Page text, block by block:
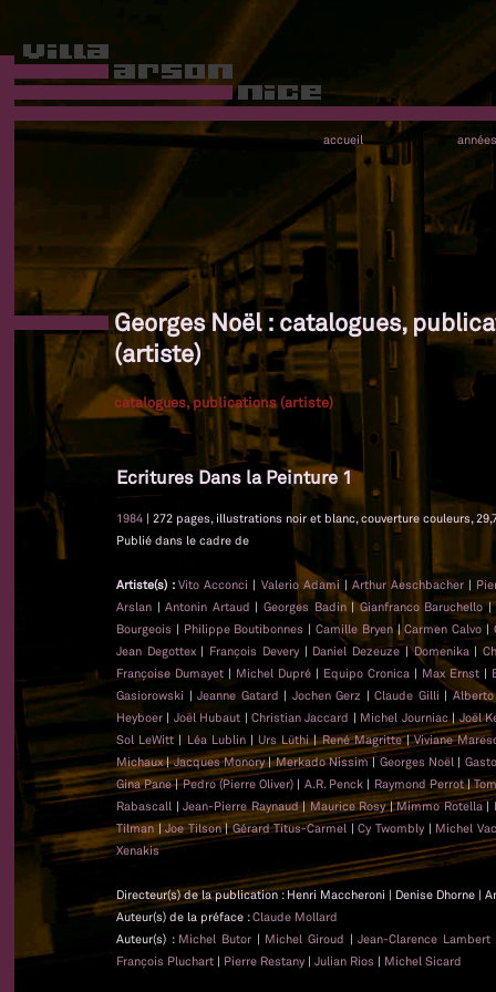
accueil années
Georges Noël : catalogues,
(artiste)
catalogues, publications (artiste)
Ecritures Dans la Peinture 1
1984 | 272 pages, illustrations noir et blanc, couverture couleurs,
Publié dans le cadre de
Artiste(s) :Vito Acconci | Valerio Adami| Arthur Aeschbacher|
Arslan |Antonin Artaud | Georges Badin|Gianfranco Baruchello|
Bourgeois | Philippe Boutibonnes | Camille Bryen|Carmen Calvo |
Jean Degottex| François Devery| Daniel Dezeuze|Domenika |
Françoise Dumayet | Michel Dupré | Equipo Cronica | Max Ernst |
Gasiorowski |Jeanne Gatard | Jochen Gerz |Claude Gilli |Alberto
Heyboer | Joël Hubaut |Christian Jaccard | Michel Journiac|Joël
Sol LeWitt| Léa Lublin| Urs Lüthi|René Magritte|Viviane
Michaux|Jacques Monory|Merkado Nissim|Georges Noël |
Gina Pane|Pedro (Pierre Oliver) | A.R. Penck | Raymond Perrot|
Rabascall |Jean-Pierre Raynaud|Maurice Rosy|Mimmo Rotella|
Tilman|Joe Tilson|Gérard Titus-Carmel |Cy Twombly| Michel
Xenakis
Directeur(s) de la publication : Henri Maccheroni | Denise Dhorne |
Auteur(s) de la préface :Claude Mollard
Auteur(s) : Michel Butor | Michel Giroud |Jean-Clarence Lambert
François Pluchart | Pierre Restany | Julian Rios | Michel Sicard